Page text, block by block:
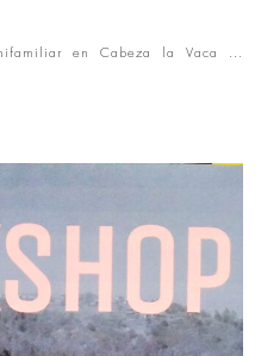
en Cabeza la Vaca